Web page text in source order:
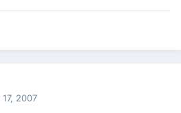
2007